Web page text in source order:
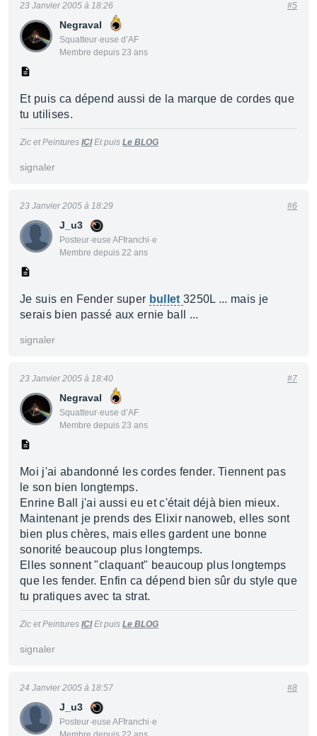
Negraval
Squatteur·euse d’AF
Membre depuis 23 ans
23 Janvier 2005 à 18:26 #5
Et puis ca dépend aussi de la marque de cordes que
tu utilises.
Zic et Peintures ICIEt puis Le BLOG
signaler
J_u3
Posteur·euse AFfranchi·e
Membre depuis 22 ans
23 Janvier 2005 à 18:29 #6
Je suis en Fender super bullet 3250L ... mais je
serais bien passé aux ernie ball ...
signaler
Negraval
Squatteur·euse d’AF
Membre depuis 23 ans
23 Janvier 2005 à 18:40 #7
Moi j'ai abandonné les cordes fender. Tiennent pas
le son bien longtemps.
Enrine Ball j'ai aussi eu et c'était déjà bien mieux.
Maintenant je prends des Elixir nanoweb, elles sont
bien plus chères, mais elles gardent une bonne
sonorité beaucoup plus longtemps.
Elles sonnent "claquant" beaucoup plus longtemps
que les fender. Enfin ca dépend bien sûr du style que
tu pratiques avec ta strat.
Zic et Peintures ICIEt puis Le BLOG
signaler
J_u3
Posteur·euse AFfranchi·e
24 Janvier 2005 à 18:57 #8